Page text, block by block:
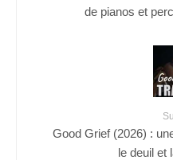
de pianos et
Good Grief (2026) :
le deuil et